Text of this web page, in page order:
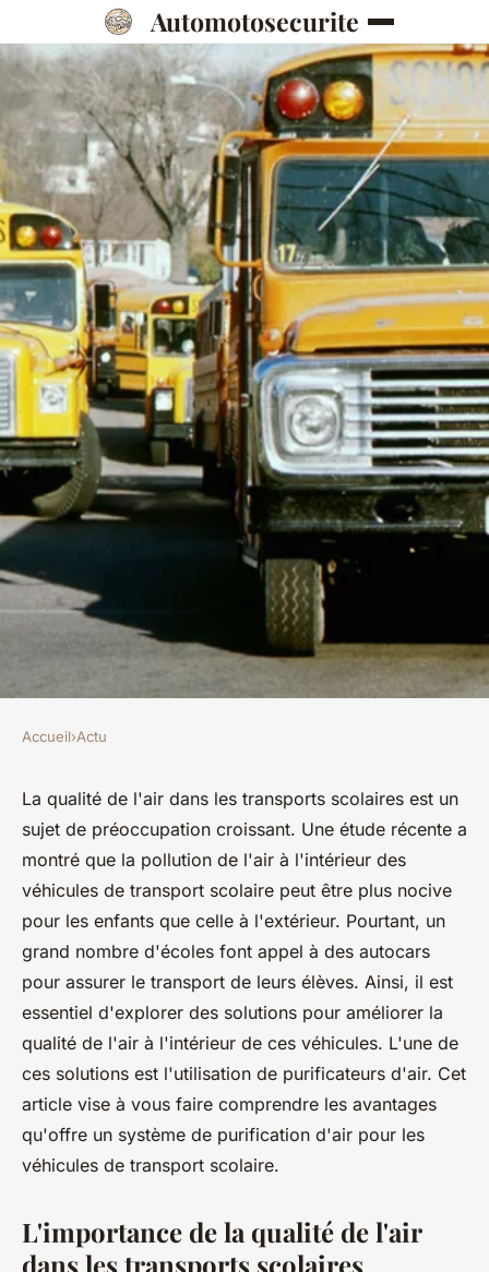
Automotosecurite
Quels sont les avantages d'un
système de purification d'air
pour les véhicules de transport
scolaire?
Mya•31 mai 2024• 5 min de lecture
Accueil›Actu
La qualité de l'air dans les transports scolaires est un
sujet de préoccupation croissant. Une étude récente a
montré que la pollution de l'air à l'intérieur des
véhicules de transport scolaire peut être plus nocive
pour les enfants que celle à l'extérieur. Pourtant, un
grand nombre d'écoles font appel à des autocars
pour assurer le transport de leurs élèves. Ainsi, il est
essentiel d'explorer des solutions pour améliorer la
qualité de l'air à l'intérieur de ces véhicules. L'une de
ces solutions est l'utilisation de purificateurs d'air. Cet
article vise à vous faire comprendre les avantages
qu'offre un système de purification d'air pour les
véhicules de transport scolaire.
L'importance de la qualité de l'air
dans les transports scolaires